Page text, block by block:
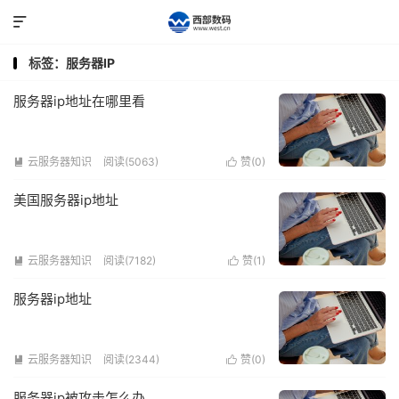

标签：服务器IP
服务器ip地址在哪里看
 云服务器知识 阅读(5063)  赞(0)
美国服务器ip地址
 云服务器知识 阅读(7182)  赞(1 )
服务器ip地址
 云服务器知识 阅读(2344)  赞(0)